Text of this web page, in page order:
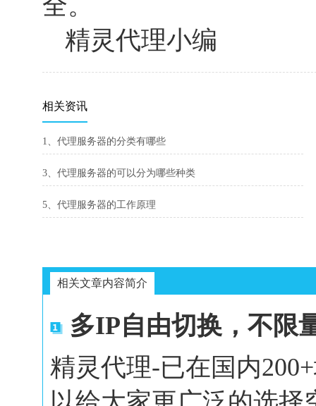
全。
精灵代理小编
相关资讯
1、代理服务器的分类有哪些
3、代理服务器的可以分为哪些种类
5、代理服务器的工作原理
相关文章内容简介
多IP自由切换，不限
精灵代理-已在国内